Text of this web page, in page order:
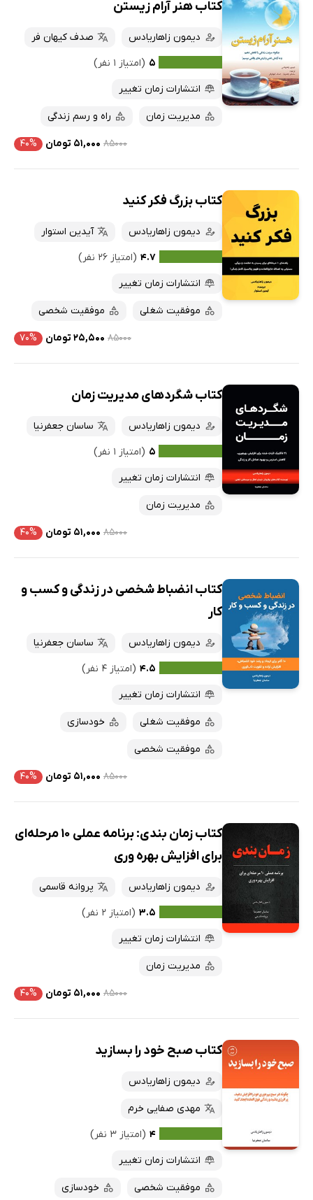
کتاب هنر آرام زیستن
دیمون زاهاریادس
صدف کیهان فر
۵ (امتیاز ۱ نفر)
انتشارات زمان تغییر
مدیریت زمان راه و رسم زندگی
۸۵۰۰۰ ۵۱,۰۰۰ تومان ۴۰%
کتاب بزرگ فکر کنید
دیمون زاهاریادس
آیدین استوار
۴.۷ (امتیاز ۲۶ نفر)
انتشارات زمان تغییر
موفقیت شغلی موفقیت شخصی
۸۵۰۰۰ ۲۵,۵۰۰ تومان ۷۰%
کتاب شگردهای مدیریت زمان
دیمون زاهاریادس
ساسان جعفرنیا
۵ (امتیاز ۱ نفر)
انتشارات زمان تغییر
مدیریت زمان
۸۵۰۰۰ ۵۱,۰۰۰ تومان ۴۰%
کتاب انضباط شخصی در زندگی و کسب و
کار
دیمون زاهاریادس
ساسان جعفرنیا
۴.۵ (امتیاز ۴ نفر)
انتشارات زمان تغییر
موفقیت شغلی خودسازی
موفقیت شخصی
۸۵۰۰۰ ۵۱,۰۰۰ تومان ۴۰%
کتاب زمان بندی: برنامه عملی 10 مرحله‌ای
برای افزایش بهره وری
دیمون زاهاریادس
پروانه قاسمی
۳.۵ (امتیاز ۲ نفر)
انتشارات زمان تغییر
مدیریت زمان
۸۵۰۰۰ ۵۱,۰۰۰ تومان ۴۰%
کتاب صبح خود را بسازید
دیمون زاهاریادس
مهدی صفایی خرم
۴ (امتیاز ۳ نفر)
انتشارات زمان تغییر
موفقیت شخصی خودسازی